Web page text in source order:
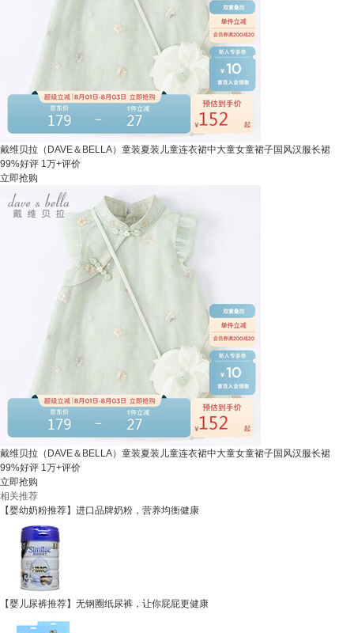
戴维贝拉（DAVE＆BELLA）童装夏装儿童连衣裙中大童女童裙子国风汉服长裙
99%好评 1万+评价
立即抢购
戴维贝拉（DAVE＆BELLA）童装夏装儿童连衣裙中大童女童裙子国风汉服长裙
99%好评 1万+评价
立即抢购
相关推荐
【婴幼奶粉推荐】进口品牌奶粉，营养均衡健康
【婴儿尿裤推荐】无钢圈纸尿裤，让你屁屁更健康